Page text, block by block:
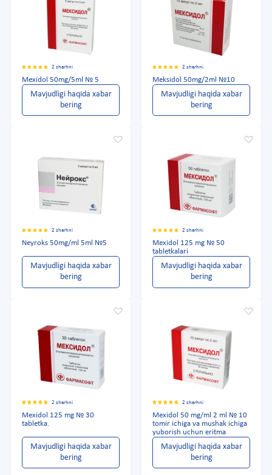
2 sharhni
Mexidol 50mg/5ml № 5
Mavjudligi haqida xabar
bering
2 sharhni
Meksidol 50mg/2ml №10
Mavjudligi haqida xabar
bering
2 sharhni
Neyroks 50mg/ml 5ml №5
Mavjudligi haqida xabar
bering
2 sharhni
Mexidol 125 mg № 50
tabletkalari
Mavjudligi haqida xabar
bering
2 sharhni
Mexidol 125 mg № 30
tabletka.
Mavjudligi haqida xabar
bering
2 sharhni
Mexidol 50 mg/ml 2 ml № 10
tomir ichiga va mushak ichiga
yuborish uchun eritma
Mavjudligi haqida xabar
bering